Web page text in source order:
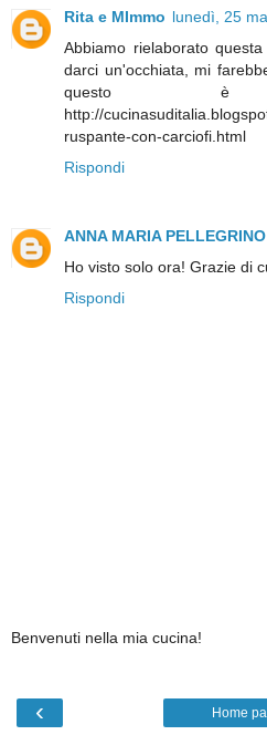
Rita e MImmo lunedì, 25
Abbiamo rielaborato
darci un'occhiata, mi
questo
http://
ruspante-con-carciofi.html
Rispondi
ANNA MARIA PELLEGRINO
Ho visto solo ora! Grazie di
Rispondi
Benvenuti nella mia cucina!
‹ Home